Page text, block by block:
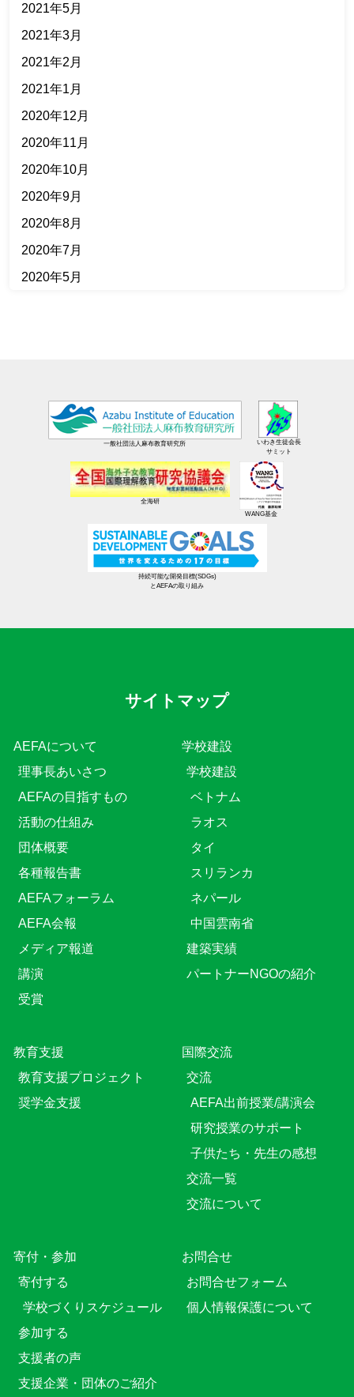
2021年5月
2021年3月
2021年2月
2021年1月
2020年12月
2020年11月
2020年10月
2020年9月
2020年8月
2020年7月
2020年5月
一般社団法人麻布教育研究所
いわき生徒会長
サミット
全海研
WANG基金
持続可能な開発目標(SDGs)
とAEFAの取り組み
サイトマップ
AEFAについて
理事長あいさつ
AEFAの目指すもの
活動の仕組み
団体概要
各種報告書
AEFAフォーラム
AEFA会報
メディア報道
講演
受賞
学校建設
学校建設
ベトナム
ラオス
タイ
スリランカ
ネパール
中国雲南省
建築実績
パートナーNGOの紹介
教育⽀援
教育⽀援プロジェクト
奨学金支援
国際交流
交流
AEFA出前授業/講演会
研究授業のサポート
子供たち・先生の感想
交流一覧
交流について
寄付・参加
寄付する
学校づくりスケジュール
参加する
支援者の声
支援企業・団体のご紹介
お問合せ
お問合せフォーム
個人情報保護について